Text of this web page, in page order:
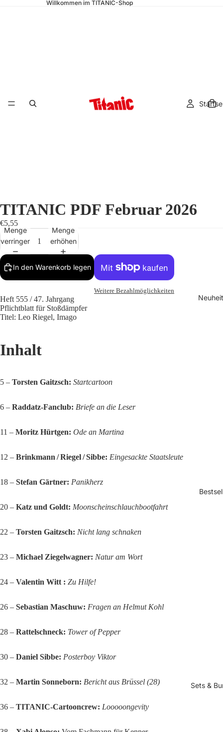
Willkommen im TITANIC-Shop
Sets &
TITANIC PDF Februar 2026
€5,55
Menge
verringern
Menge
erhöhen
In den Warenkorb legen
Weitere Bezahlmöglichkeiten
Heft 555 / 47. Jahrgang
Pflichtblatt für Stoßdämpfer
Titel: Leo Riegel, Imago
Inhalt
5 – Torsten Gaitzsch: Startcartoon
6 – Raddatz-Fanclub: Briefe an die Leser
11 – Moritz Hürtgen: Ode an Martina
12 – Brinkmann / Riegel / Sibbe: Eingesackte Staatsleute
18 – Stefan Gärtner: Panikherz
20 – Katz und Goldt: Moonscheinschlauchbootfahrt
22 – Torsten Gaitzsch: Nicht lang schnaken
23 – Michael Ziegelwagner: Natur am Wort
24 – Valentin Witt : Zu Hilfe!
26 – Sebastian Maschuw: Fragen an Helmut Kohl
28 – Rattelschneck: Tower of Pepper
30 – Daniel Sibbe: Posterboy Viktor
32 – Martin Sonneborn: Bericht aus Brüssel (28)
36 – TITANIC-Cartooncrew: Looooongevity